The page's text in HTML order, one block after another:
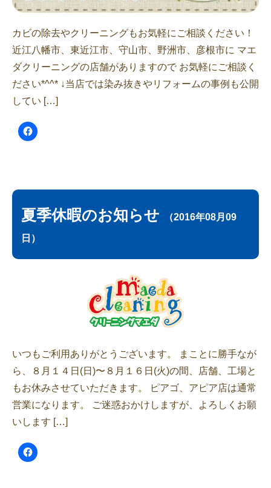
カビの除去やクリーニングもお気軽にご相談ください！
近江八幡市、東近江市、守山市、野洲市、彦根市に マエ
ダクリーニングの店舗がありますので お気軽にご相談く
ださい*^^* ↓当店では染み抜きやリフォームの事例も公開
してい […]
夏季休暇のお知らせ （2016年08月09
日）
いつもご利用ありがとうございます。 まことに勝手なが
ら、８月１４日(日)〜８月１６日(火)の間、店舗、工場と
もお休みさせていただきます。 ピアゴ、アピア店は通常
営業になります。 ご迷惑おかけしますが、よろしくお願
いします […]